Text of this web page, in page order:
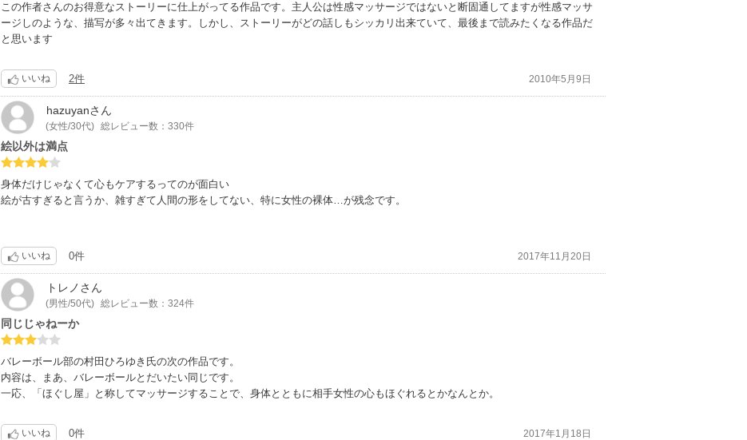
この作者さんのお得意なストーリーに仕上がってる作品です。主人公は性感マッサージではないと断固通してますが性感マッサ
ージしのような、描写が多々出てきます。しかし、ストーリーがどの話しもシッカリ出来ていて、最後まで読みたくなる作品だ
と思います
いいね 2件 2010年5月9日
hazuyanさん
(女性/30代) 総レビュー数：330件
絵以外は満点
身体だけじゃなくて心もケアするってのが面白い
絵が古すぎると言うか、雑すぎて人間の形をしてない、特に女性の裸体…が残念です。
いいね 0件 2017年11月20日
トレノ さん
(男性/50代) 総レビュー数：324件
同じじゃねーか
バレーボール部の村田ひろゆき氏の次の作品です。
内容は、まあ、バレーボールとだいたい同じです。
一応、「ほぐし屋」と称してマッサージすることで、身体とともに相手女性の心もほぐれるとかなんとか。
いいね 0件 2017年1月18日